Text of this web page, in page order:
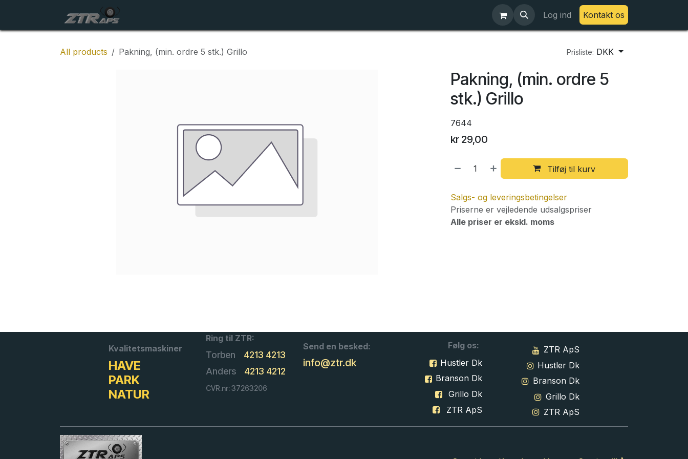
Log ind Kontakt os
All products Pakning, (min. ordre 5 stk.) Grillo Prisliste: DKK
Pakning, (min. ordre 5
stk.) Grillo
7644
kr 29,00
Tilføj til kurv
Salgs- og leveringsbetingelser
Priserne er vejledende udsalgspriser
Alle priser er ekskl. moms
Kvalitetsmaskiner
HAVE
PARK
NATUR
Ring til ZTR:
Torben
4213 4213
Anders
4213 4212
CVR.nr: 37263206
Send en besked:
info@ztr.dk
Følg os:
Hustler Dk
Branson Dk
Grillo Dk
ZTR ApS
ZTR ApS
Hustler Dk
Branson Dk
Grillo Dk
ZTR ApS